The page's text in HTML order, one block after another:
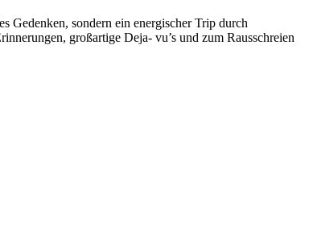
Gedenken, sondern ein energischer Trip durch
großartige Deja- vu’s und zum Rausschreien